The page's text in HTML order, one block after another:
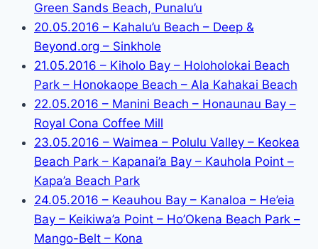
Green Sands Beach, Punalu’u
20.05.2016 – Kahalu’u Beach – Deep &
Beyond.org – Sinkhole
21.05.2016 – Kiholo Bay – Holoholokai Beach
Park – Honokaope Beach – Ala Kahakai Beach
22.05.2016 – Manini Beach – Honaunau Bay –
Royal Cona Coffee Mill
23.05.2016 – Waimea – Polulu Valley – Keokea
Beach Park – Kapanai’a Bay – Kauhola Point –
Kapa’a Beach Park
24.05.2016 – Keauhou Bay – Kanaloa – He’eia
Bay – Keikiwa’a Point – Ho’Okena Beach Park –
Mango-Belt – Kona